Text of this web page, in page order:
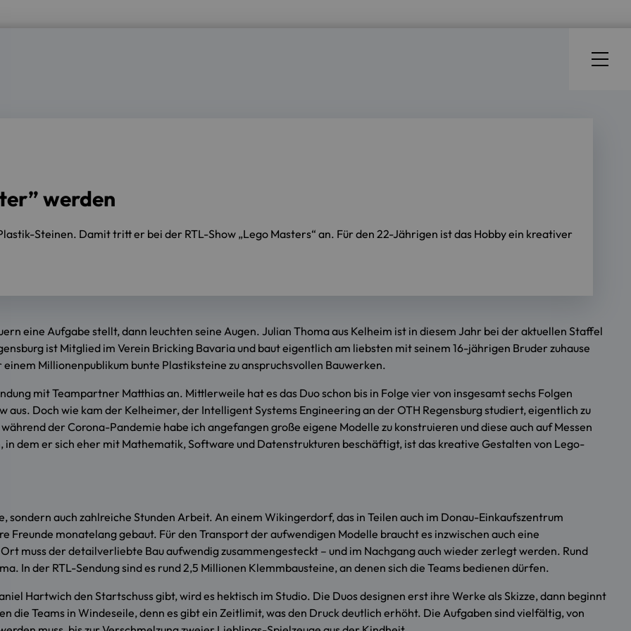
werden
Steinen. Damit tritt er bei der RTL-Show „Lego Masters“ an. Für den 22-Jährigen ist das Hobby ein kreativer
eine Aufgabe stellt, dann leuchten seine Augen. Julian Thoma aus Kelheim ist in diesem Jahr bei der aktuellen Staffel
ist Mitglied im Verein Bricking Bavaria und baut eigentlich am liebsten mit seinem 16-jährigen Bruder zuhause
Millionenpublikum bunte Plastiksteine zu anspruchsvollen Bauwerken.
mit Teampartner Matthias an. Mittlerweile hat es das Duo schon bis in Folge vier von insgesamt sechs Folgen
aus. Doch wie kam der Kelheimer, der Intelligent Systems Engineering an der OTH Regensburg studiert, eigentlich zu
während der Corona-Pandemie habe ich angefangen große eigene Modelle zu konstruieren und diese auch auf Messen
in dem er sich eher mit Mathematik, Software und Datenstrukturen beschäftigt, ist das kreative Gestalten von Lego-
sondern auch zahlreiche Stunden Arbeit. An einem Wikingerdorf, das in Teilen auch im Donau-Einkaufszentrum
Freunde monatelang gebaut. Für den Transport der aufwendigen Modelle braucht es inzwischen auch eine
muss der detailverliebte Bau aufwendig zusammengesteckt – und im Nachgang auch wieder zerlegt werden. Rund
In der RTL-Sendung sind es rund 2,5 Millionen Klemmbausteine, an denen sich die Teams bedienen dürfen.
Hartwich den Startschuss gibt, wird es hektisch im Studio. Die Duos designen erst ihre Werke als Skizze, dann beginnt
die Teams in Windeseile, denn es gibt ein Zeitlimit, was den Druck deutlich erhöht. Die Aufgaben sind vielfältig, von